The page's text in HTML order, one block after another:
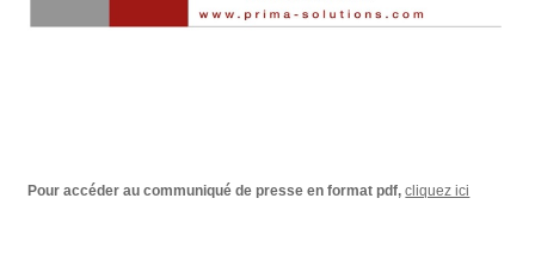
Pour accéder au communiqué de presse en format pdf, cliquez ici